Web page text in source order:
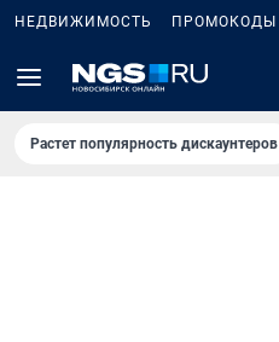
НЕДВИЖИМОСТЬ ПРОМОКОДЫ
Растет популярность дискаунтеров